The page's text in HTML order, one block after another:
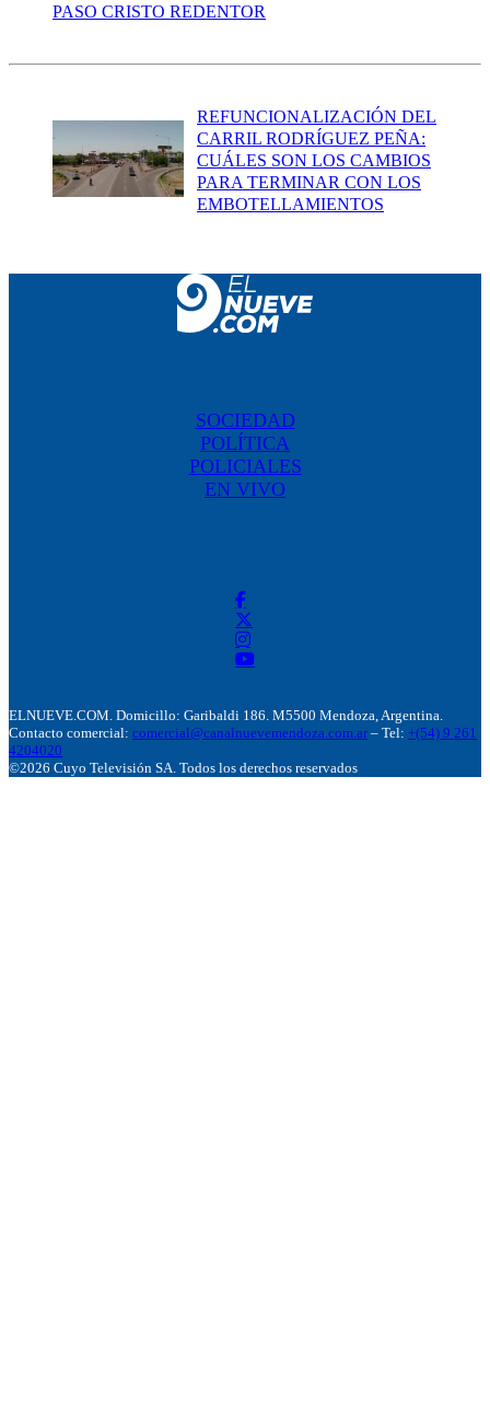
PASO CRISTO REDENTOR
REFUNCIONALIZACIÓN DEL
CARRIL RODRÍGUEZ PEÑA:
CUÁLES SON LOS CAMBIOS
PARA TERMINAR CON LOS
EMBOTELLAMIENTOS
SOCIEDAD
POLÍTICA
POLICIALES
EN VIVO
ELNUEVE.COM. Domicillo: Garibaldi 186. M5500 Mendoza, Argentina.
Contacto comercial: comercial@canalnuevemendoza.com.ar – Tel: +(54) 9 261
4204020
©2026 Cuyo Televisión SA. Todos los derechos reservados